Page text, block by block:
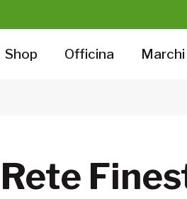
Shop Officina Marchi
Rete